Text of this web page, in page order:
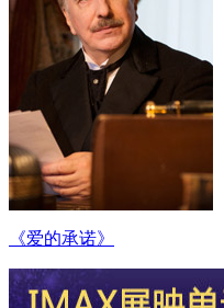
《爱的承诺》